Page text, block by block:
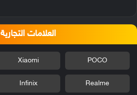
العلامات التجارية
POCO
Xiaomi
Realme
Infinix